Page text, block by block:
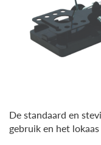
De standaard en
gebruik en het